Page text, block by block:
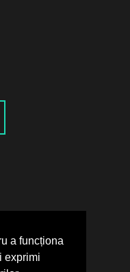
a funcționa
exprimi